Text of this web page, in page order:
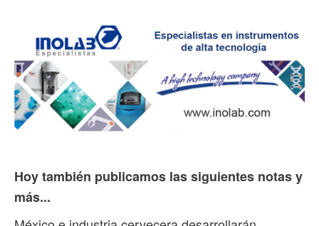
Hoy también publicamos las siguientes notas y
más...